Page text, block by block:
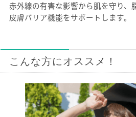
赤外線の有害な影響から肌を守り、
皮膚バリア機能をサポートします。
こんな方にオススメ！